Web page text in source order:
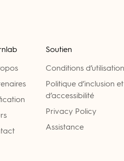
Soutien
Conditions d’utilisation
Politique d’inclusion et
d’accessibilité
Privacy Policy
Assistance